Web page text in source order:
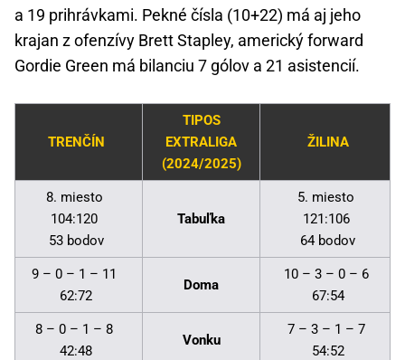
a 19 prihrávkami. Pekné čísla (10+22) má aj jeho
krajan z ofenzívy Brett Stapley, americký forward
Gordie Green má bilanciu 7 gólov a 21 asistencií.
TRENČÍN
TIPOS
EXTRALIGA
(2024/2025)
ŽILINA
8. miesto
104:120
53 bodov
Tabuľka
5. miesto
121:106
64 bodov
9 – 0 – 1 – 11
62:72
Doma
10 – 3 – 0 – 6
67:54
8 – 0 – 1 – 8
42:48
Vonku
7 – 3 – 1 – 7
54:52